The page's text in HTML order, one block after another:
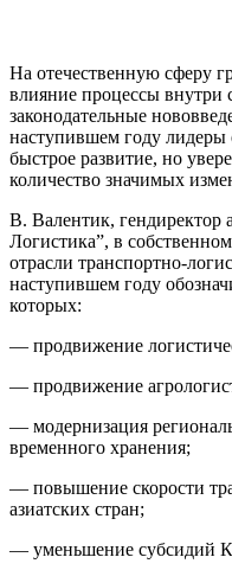
На отечественную сферу
влияние процессы внутри
законодательные
наступившем году лидеры
быстрое развитие, но
количество значимых
В. Валентик,
Логистика”, в
отрасли транспортно-
наступившем году
которых:
— продвижение
— продвижение
— модернизация
временного хранения;
— повышение скорости
азиатских стран;
— уменьшение субсидий